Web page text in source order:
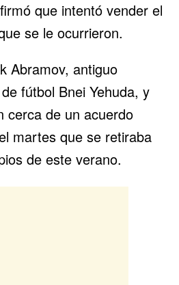
que intentó vender el
se le ocurrieron.
Abramov, antiguo
fútbol Bnei Yehuda, y
cerca de un acuerdo
martes que se retiraba
de este verano.